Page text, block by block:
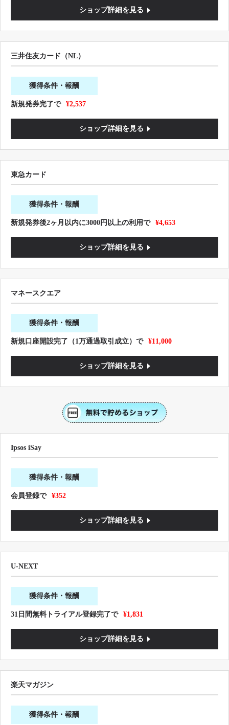
ショップ詳細を見る
三井住友カード（NL）
獲得条件・報酬
新規発券完了で ¥2,537
ショップ詳細を見る
東急カード
獲得条件・報酬
新規発券後2ヶ月以内に3000円以上の利用で ¥4,653
ショップ詳細を見る
マネースクエア
獲得条件・報酬
新規口座開設完了（1万通過取引成立）で ¥11,000
ショップ詳細を見る
Ipsos iSay
獲得条件・報酬
会員登録で ¥352
ショップ詳細を見る
U-NEXT
獲得条件・報酬
31日間無料トライアル登録完了で ¥1,831
ショップ詳細を見る
楽天マガジン
獲得条件・報酬